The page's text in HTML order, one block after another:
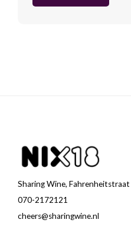
Sharing Wine,
070-2172121
cheers@sharingwine.nl